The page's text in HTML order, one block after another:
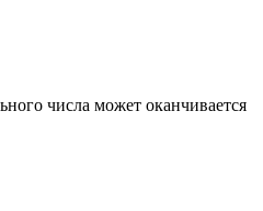
числа может оканчивается